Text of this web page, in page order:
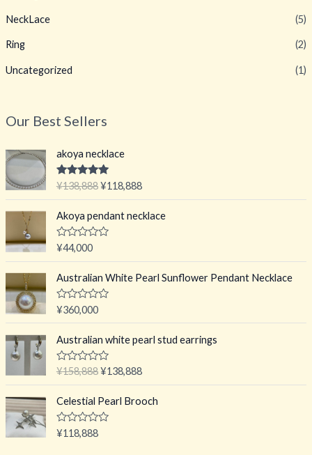
NeckLace (5)
Ring (2)
Uncategorized (1)
Our Best Sellers
akoya necklace
评分5.00
&sol; 5
¥138,888原
价
为
：
8
,
8
。
¥118,888当
前
价
¥
8
8
Akoya pendant necklace
评
&
o
l
;
5
¥44,000
Australian White Pearl Sunflower Pendant Necklace
评
&
o
l
;
5
¥360,000
Australian white pearl stud earrings
评
&
o
l
;
¥158,888原
价
为
：
¥138,888当
前
价
Celestial Pearl Brooch
评
¥118,888